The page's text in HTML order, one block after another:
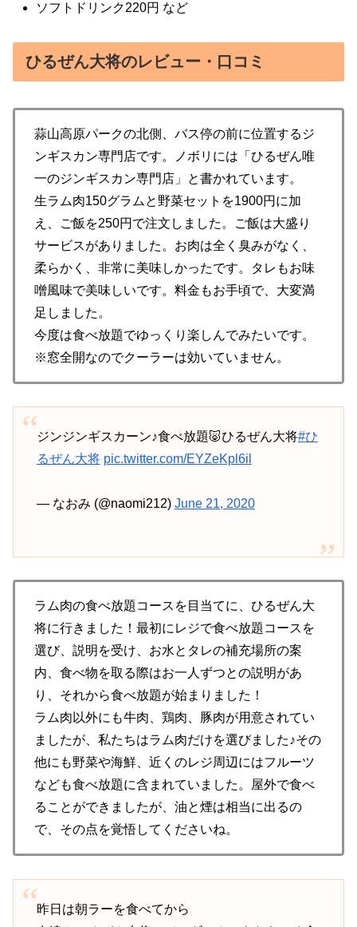
ソフトドリンク220円 など
ひるぜん大将のレビュー・口コミ
蒜山高原パークの北側、バス停の前に位置するジ
ンギスカン専門店です。ノボリには「ひるぜん唯
一のジンギスカン専門店」と書かれています。
生ラム肉150グラムと野菜セットを1900円に加
え、ご飯を250円で注文しました。ご飯は大盛り
サービスがありました。お肉は全く臭みがなく、
柔らかく、非常に美味しかったです。タレもお味
噌風味で美味しいです。料金もお手頃で、大変満
足しました。
今度は食べ放題でゆっくり楽しんでみたいです。
※窓全開なのでクーラーは効いていません。
ジンジンギスカーン♪食べ放題🐷ひるぜん大将#ひ
るぜん大将 pic.twitter.com/EYZeKpl6il
— なおみ (@naomi212) June 21, 2020
ラム肉の食べ放題コースを目当てに、ひるぜん大
将に行きました！最初にレジで食べ放題コースを
選び、説明を受け、お水とタレの補充場所の案
内、食べ物を取る際はお一人ずつとの説明があ
り、それから食べ放題が始まりました！
ラム肉以外にも牛肉、鶏肉、豚肉が用意されてい
ましたが、私たちはラム肉だけを選びました♪その
他にも野菜や海鮮、近くのレジ周辺にはフルーツ
なども食べ放題に含まれていました。屋外で食べ
ることができましたが、油と煙は相当に出るの
で、その点を覚悟してくださいね。
昨日は朝ラーを食べてから